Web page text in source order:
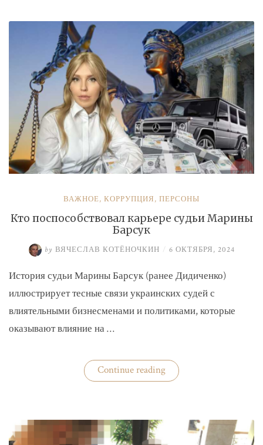
покупает»
ВАЖНОЕ, КОРРУПЦИЯ, ПЕРСОНЫ
Кто поспособствовал карьере судьи Марины
Барсук
by ВЯЧЕСЛАВ КОТЁНОЧКИН / 6 ОКТЯБРЯ, 2024
История судьи Марины Барсук (ранее Дидиченко)
иллюстрирует тесные связи украинских судей с
влиятельными бизнесменами и политиками, которые
оказывают влияние на …
Continue reading«Кто
поспособствовал
Барсук»